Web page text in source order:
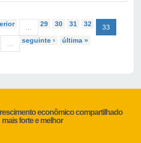
… 29 30 31 32
33
… seguinte › última »
econômico compartilhado
mais forte e melhor